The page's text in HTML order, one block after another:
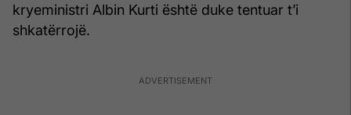
kryeministri Albin Kurti është duke tentuar t’i
shkatërrojë.